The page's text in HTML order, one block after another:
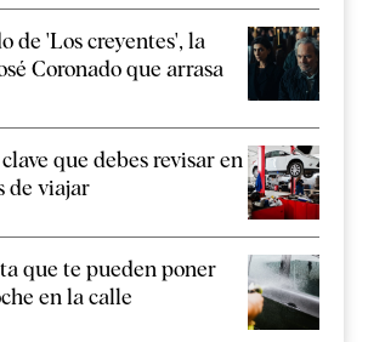
de 'Los creyentes', la
Coronado que arrasa
que debes revisar en
de viajar
que te pueden poner
en la calle